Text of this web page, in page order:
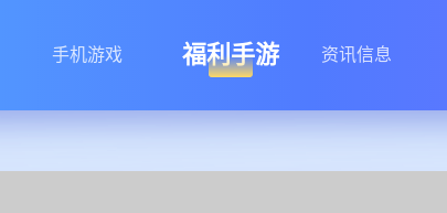
手机游戏 福利手游 资讯信息